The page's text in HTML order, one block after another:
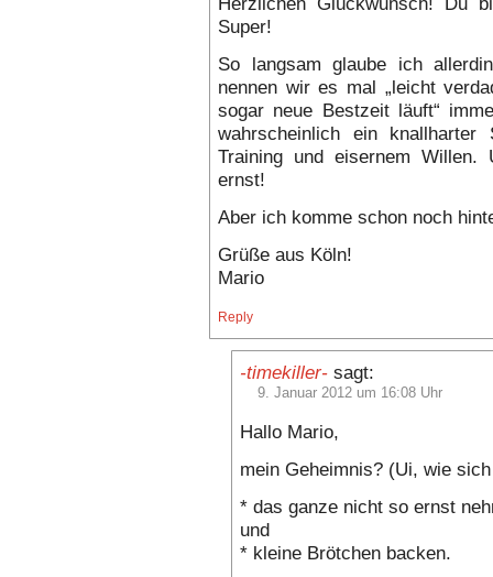
Super!
So langsam glaube ich
nennen wir es mal „leicht
sogar neue Bestzeit läuft“
wahrscheinlich ein
Training und eisernem
ernst!
Aber ich komme schon noch
Grüße aus Köln!
Mario
Reply
-timekiller- sagt:
9. Januar 2012 um 16:08 Uhr
Hallo Mario,
mein Geheimnis? (Ui, wie
* das ganze nicht so ernst
und
* kleine Brötchen backen.